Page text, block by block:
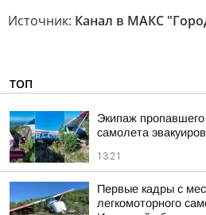
Источник: Канал в МАКС
ТОП
Экипаж пропавшего
самолета
13:21
Первые кадры с
легкомоторного